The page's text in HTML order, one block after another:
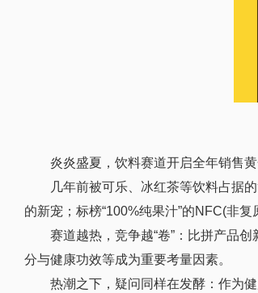
炎炎盛夏，饮料赛道开启全年销售
几年前被可乐、冰红茶等饮料占据
的新宠；标榜“100%纯果汁”的NFC(非
赛道越热，竞争越“卷”：比拼产品
分与健康功效等成为重要考量因素。
热潮之下，疑问同样在发酵：作为